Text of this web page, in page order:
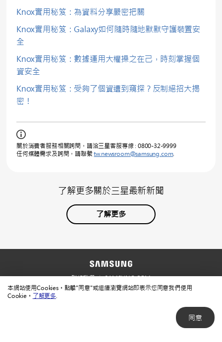
本網站使用Cookies。點擊"同意"或繼續瀏覽網站即表示您同意我們使用
Cookie。 了解更多
同意
Knox實用秘笈：為資料分享嚴密把關
Knox實用秘笈：Galaxy如何隨時隨地默默守護裝置安
全
Knox實用秘笈：數據運用大權操之在己，時刻掌握個
資安全
Knox實用秘笈：受夠了個資遭到窺探？反制絕招大揭
密！
關於消費者服務相關詢問，請洽三星客服專線 : 0800-32-9999
任何媒體需求及詢問，請聯繫tw.newsroom@samsung.com.
了解更多關於三星最新新聞
了解更多
聯絡我們
SAMSUNG.COM
使用規範
隱私規範